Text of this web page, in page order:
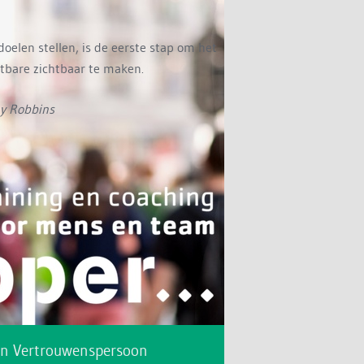
stellen, is de eerste stap om het
zichtbaar te maken.
Robbins
Vertrouwenspersoon